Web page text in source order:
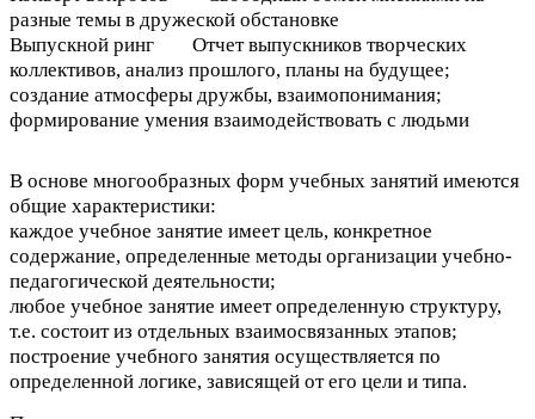
разные темы в дружеской обстановке
Выпускной ринг Отчет выпускников творческих
коллективов, анализ прошлого, планы на будущее;
создание атмосферы дружбы, взаимопонимания;
формирование умения взаимодействовать с людьми
В основе многообразных форм учебных занятий имеются
общие характеристики:
каждое учебное занятие имеет цель, конкретное
содержание, определенные методы организации учебно-
педагогической деятельности;
любое учебное занятие имеет определенную структуру,
т.е. состоит из отдельных взаимосвязанных этапов;
построение учебного занятия осуществляется по
определенной логике, зависящей от его цели и типа.